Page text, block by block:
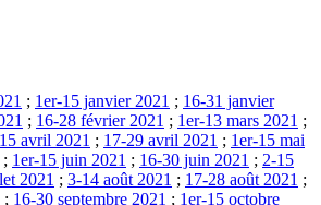
; 1er-15 janvier 2021 ; 16-31 janvier
; 16-28 février 2021 ; 1er-13 mars 2021 ;
avril 2021 ; 17-29 avril 2021 ; 1er-15 mai
; 1er-15 juin 2021 ; 16-30 juin 2021 ; 2-15
2021 ; 3-14 août 2021 ; 17-28 août 2021 ;
; 16-30 septembre 2021 ; 1er-15 octobre